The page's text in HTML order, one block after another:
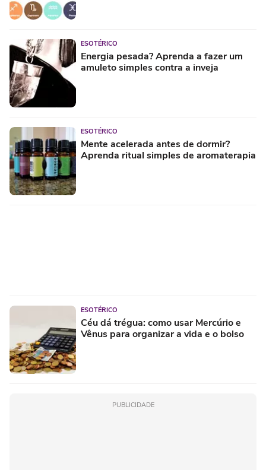
ESOTÉRICO
Energia pesada? Aprenda a fazer um
amuleto simples contra a inveja
ESOTÉRICO
Mente acelerada antes de dormir?
Aprenda ritual simples de aromaterapia
ESOTÉRICO
Céu dá trégua: como usar Mercúrio e
Vênus para organizar a vida e o bolso
PUBLICIDADE